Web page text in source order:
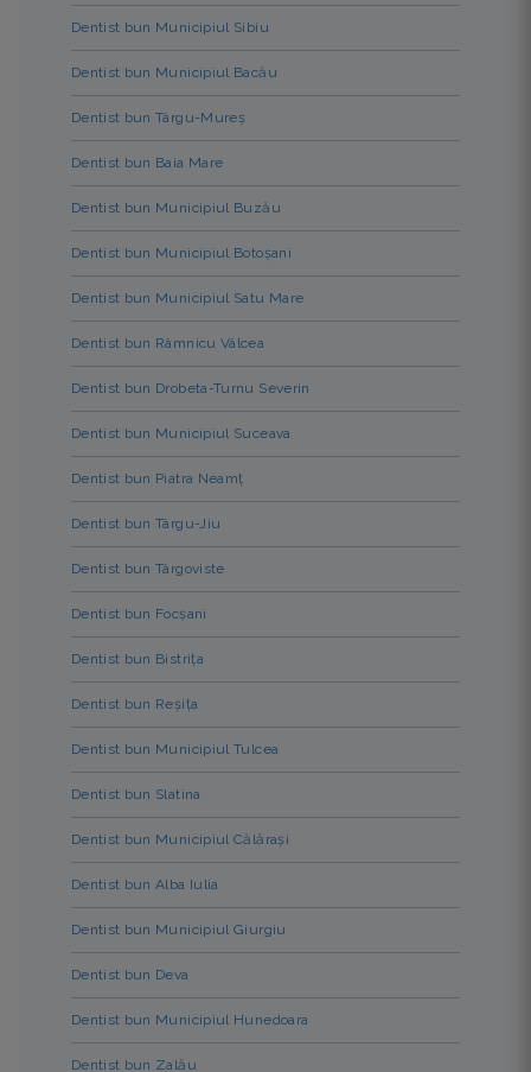
Dentist bun Municipiul Sibiu
Dentist bun Municipiul Bacău
Dentist bun Târgu-Mureș
Dentist bun Baia Mare
Dentist bun Municipiul Buzău
Dentist bun Municipiul Botoșani
Dentist bun Municipiul Satu Mare
Dentist bun Râmnicu Vâlcea
Dentist bun Drobeta-Turnu Severin
Dentist bun Municipiul Suceava
Dentist bun Piatra Neamț
Dentist bun Târgu-Jiu
Dentist bun Târgoviste
Dentist bun Focșani
Dentist bun Bistrița
Dentist bun Reșița
Dentist bun Municipiul Tulcea
Dentist bun Slatina
Dentist bun Municipiul Călărași
Dentist bun Alba Iulia
Dentist bun Municipiul Giurgiu
Dentist bun Deva
Dentist bun Municipiul Hunedoara
Dentist bun Zalău